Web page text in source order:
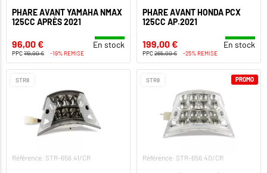
PHARE AVANT YAMAHA NMAX
125CC APRÈS 2021
96,00 € En stock
PPC119,00 € -19% REMISE
PHARE AVANT HONDA PCX
125CC AP.2021
199,00 € En stock
PPC265,00 € -25% REMISE
STR8
Référence: STR-656.41/CR
STR8
Référence: STR-656.40/CR
PROMO